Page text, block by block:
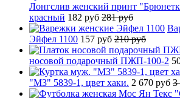
Лонгслив женский принт
красный 182 руб 281 руб
Эйфел 1100 157 руб 210 руб
носовой подарочный ПЖП-100-2
"М3" 5839-1, цвет хаки. 2 670 руб 3